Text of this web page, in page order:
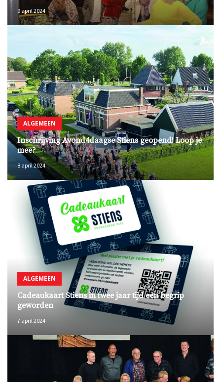
9 april 2024
ALGEMEEN
Inschrijving Avond4daagse Stiens geopend! Loop je
mee?
8 april 2024
ALGEMEEN
Cadeaukaart Stiens in twee jaar tijd een begrip
geworden
7 april 2024